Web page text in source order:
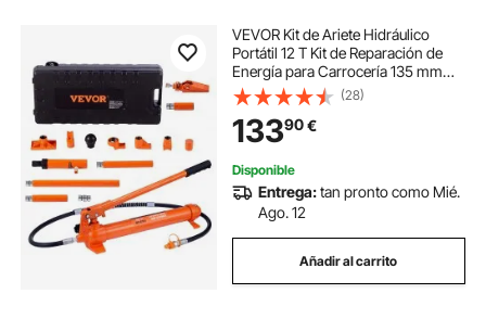
VEVOR Kit de Ariete Hidráulico
Portátil 12 T Kit de Reparación de
Energía para Carrocería 135 mm
Juego de Cilindros Hidráulicos con
4 Vástagos 100/195/300/500 mm
para Reparación de Coches
Construcción
(28)
13390€
Disponible
Entrega:tan pronto como Mié.
Ago. 12
Añadir al carrito